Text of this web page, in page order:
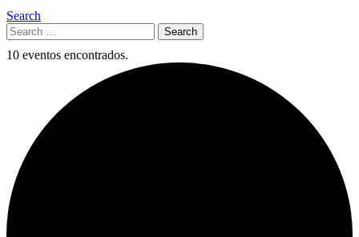
Search
Search
for:
10 eventos encontrados.